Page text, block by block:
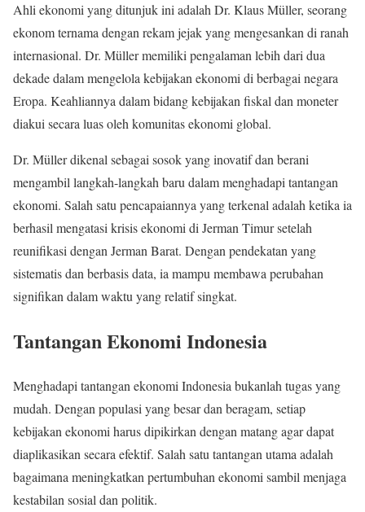
Ahli ekonomi yang ditunjuk ini adalah Dr. Klaus Müller, seorang
ekonom ternama dengan rekam jejak yang mengesankan di ranah
internasional. Dr. Müller memiliki pengalaman lebih dari dua
dekade dalam mengelola kebijakan ekonomi di berbagai negara
Eropa. Keahliannya dalam bidang kebijakan fiskal dan moneter
diakui secara luas oleh komunitas ekonomi global.
Dr. Müller dikenal sebagai sosok yang inovatif dan berani
mengambil langkah-langkah baru dalam menghadapi tantangan
ekonomi. Salah satu pencapaiannya yang terkenal adalah ketika ia
berhasil mengatasi krisis ekonomi di Jerman Timur setelah
reunifikasi dengan Jerman Barat. Dengan pendekatan yang
sistematis dan berbasis data, ia mampu membawa perubahan
signifikan dalam waktu yang relatif singkat.
Tantangan Ekonomi Indonesia
Menghadapi tantangan ekonomi Indonesia bukanlah tugas yang
mudah. Dengan populasi yang besar dan beragam, setiap
kebijakan ekonomi harus dipikirkan dengan matang agar dapat
diaplikasikan secara efektif. Salah satu tantangan utama adalah
bagaimana meningkatkan pertumbuhan ekonomi sambil menjaga
kestabilan sosial dan politik.